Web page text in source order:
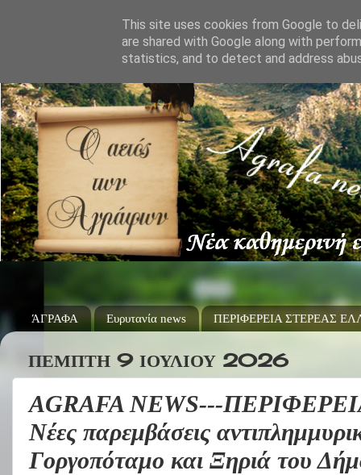
ΆΓΡΑΦΑ Ευρυτανία news ΠΕΡΙΦΕΡΕΙΑ ΣΤΕΡΕΑΣ
ΠΈΜΠΤΗ 9 ΙΟΥΛΊΟΥ 2026
AGRAFA NEWS---
Νέες παρεμβάσεις
Γοργοπόταμο και Ξηριά του
This site uses cookies from Google to
are shared with Google along with
statistics, and to detect and address